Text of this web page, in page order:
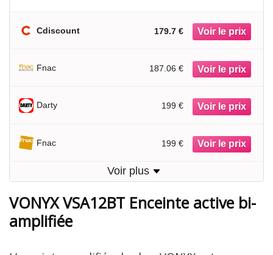
Cdiscount 179.7 €
Fnac 187.06 €
Darty 199 €
Fnac 199 €
Voir plus
VONYX VSA12BT Enceinte active bi-
amplifiée